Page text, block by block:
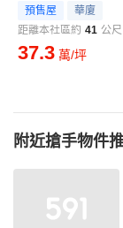
預售屋
華廈
距離本社區約 41 公尺
37.3 萬/坪
附近搶手物件